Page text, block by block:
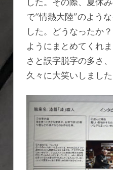
で“情熱大陸”のよう
した。どうなったか
ようにまとめてくれ
さと誤字脱字の多さ
久々に大笑いしました